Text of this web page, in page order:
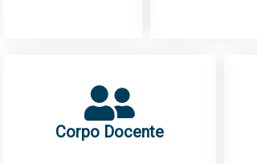
Corpo Docente